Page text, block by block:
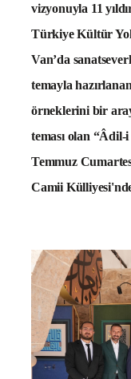
vizyonuyla 11
Türkiye Kültür
Van’da
temayla
örneklerini bir
teması olan
Temmuz
Camii Külliyesi'nde